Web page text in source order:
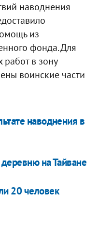
наводнения
из
фонда. Для
работ в зону
воинские части
наводнения в
на Тайване
20 человек